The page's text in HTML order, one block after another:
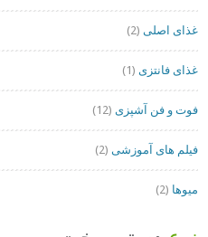
غذای اصلی (2)
غذای فانتزی (1)
فوت و فن آشپزی (12)
فیلم های آموزشی (2)
میوها (2)